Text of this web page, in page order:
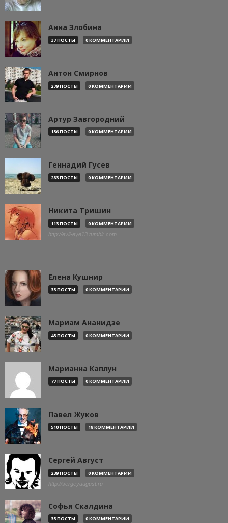
Анна Злобина
37 ПОСТЫ 0 КОММЕНТАРИИ
Антон Смирнов
279 ПОСТЫ 0 КОММЕНТАРИИ
Артур Завгородний
136 ПОСТЫ 0 КОММЕНТАРИИ
Геннадий Гусев
283 ПОСТЫ 0 КОММЕНТАРИИ
Никита Тришин
113 ПОСТЫ 0 КОММЕНТАРИИ
http://evil-eye13.tumblr.com
Елена Кушнир
33 ПОСТЫ 0 КОММЕНТАРИИ
Мариам Ананидзе
45 ПОСТЫ 0 КОММЕНТАРИИ
Марианна Каплун
77 ПОСТЫ 0 КОММЕНТАРИИ
Павел Жуков
510 ПОСТЫ 18 КОММЕНТАРИИ
Сергей Август
239 ПОСТЫ 0 КОММЕНТАРИИ
http://sergeyaugust.ru
Софья Скалдина
35 ПОСТЫ 0 КОММЕНТАРИИ